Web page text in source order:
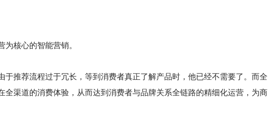
核心的智能营销。
推荐流程过于冗长，等到消费者真正了解产品时，他已经不需要了。而全
渠道的消费体验，从而达到消费者与品牌关系全链路的精细化运营，为商